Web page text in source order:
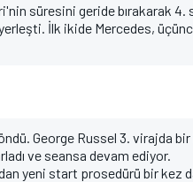
süresini geride bırakarak 4.
İlk ikide Mercedes,
George Russel 3. virajda
ve seansa devam ediyor.
yeni start prosedürü bir kez